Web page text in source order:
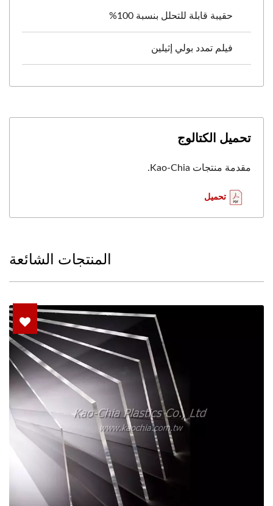
حقيبة قابلة للتحلل بنسبة 100%
فيلم تمدد بولي إثيلين
تحميل الكتالوج
مقدمة منتجات Kao-Chia.
تحميل
المنتجات الشائعة